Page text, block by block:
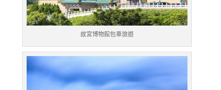
故宮博物館包車旅遊